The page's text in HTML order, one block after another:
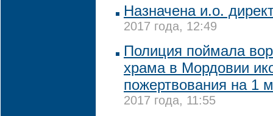
Назначена и.о.
2017 года, 12:49
Полиция поймала
храма в Мордовии
пожертвования на 1
2017 года, 11:55